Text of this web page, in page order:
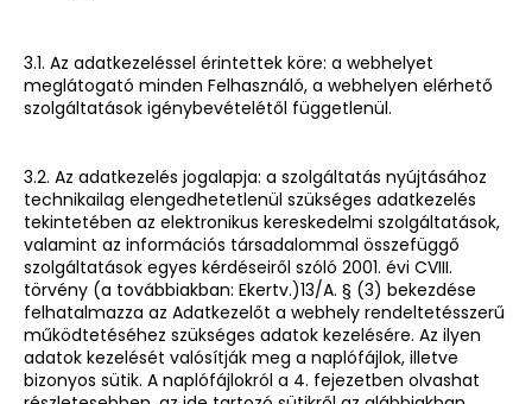
3.1. Az adatkezeléssel érintettek köre: a webhelyet
meglátogató minden Felhasználó, a webhelyen elérhető
szolgáltatások igénybevételétől függetlenül.
3.2. Az adatkezelés jogalapja: a szolgáltatás nyújtásához
technikailag elengedhetetlenül szükséges adatkezelés
tekintetében az elektronikus kereskedelmi szolgáltatások,
valamint az információs társadalommal összefüggő
szolgáltatások egyes kérdéseiről szóló 2001. évi CVIII.
törvény (a továbbiakban: Ekertv.)13/A. § (3) bekezdése
felhatalmazza az Adatkezelőt a webhely rendeltetésszerű
működtetéséhez szükséges adatok kezelésére. Az ilyen
adatok kezelését valósítják meg a naplófájlok, illetve
bizonyos sütik. A naplófájlokról a 4. fejezetben olvashat